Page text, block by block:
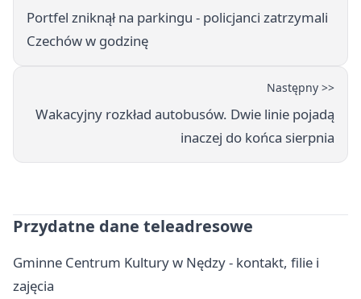
Portfel zniknął na parkingu - policjanci zatrzymali
Czechów w godzinę
Następny >>
Wakacyjny rozkład autobusów. Dwie linie pojadą
inaczej do końca sierpnia
Przydatne dane teleadresowe
Gminne Centrum Kultury w Nędzy - kontakt, filie i
zajęcia